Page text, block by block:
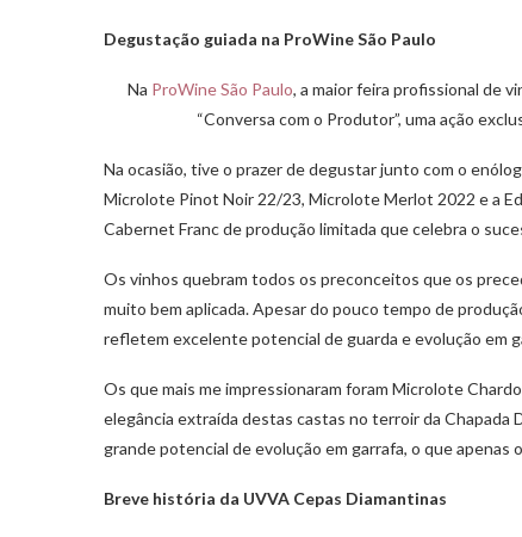
Degustação guiada na ProWine São Paulo
Na ProWine São Paulo, a maior feira profissional de
“Conversa com o Produtor”, uma ação
Na ocasião, tive o prazer de degustar junto com o
Microlote Pinot Noir 22/23, Microlote Merlot 2022 e a
Cabernet Franc de produção limitada que celebra o
Os vinhos quebram todos os preconceitos que os
muito bem aplicada. Apesar do pouco tempo de
refletem excelente potencial de guarda e evolução em
Os que mais me impressionaram foram Microlote
elegância extraída destas castas no terroir da
grande potencial de evolução em garrafa, o que apenas
Breve história da UVVA Cepas Diamantinas